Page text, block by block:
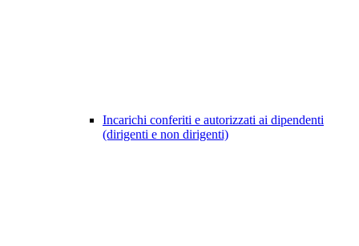
Incarichi conferiti e autorizzati ai dipendenti
(dirigenti e non dirigenti)